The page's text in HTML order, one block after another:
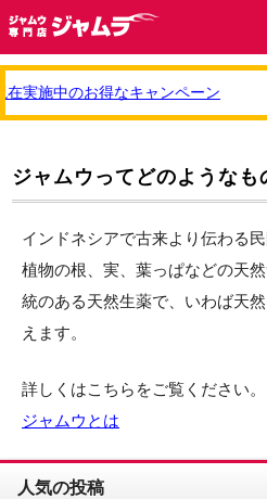
在実施中のお得なキャンペーン
ジャムウってどのようなも
インドネシアで古来より伝わる民
植物の根、実、葉っぱなどの天
統のある天然生薬で、いわば天
えます。
詳しくはこちらをご覧ください。
ジャムウとは
人気の投稿